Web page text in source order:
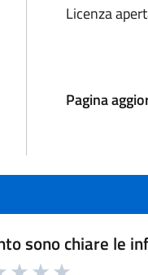
Licenza
Pagina
sono chiare le
1 a 5 stelle la pagina